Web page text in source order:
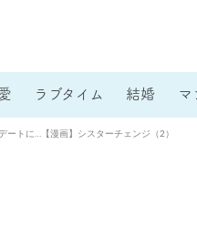
ラブタイム 結婚 マ
ートに…【漫画】シスターチェンジ（2）